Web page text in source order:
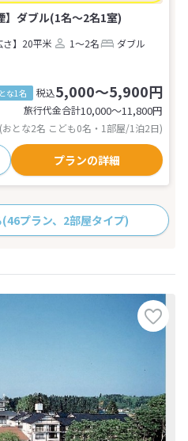
ダブル(1名～2名1室)
さ】20平米 1～2名
ダブル
な1名 税込5,000～5,900円
旅行代金合計10,000〜11,800円
(おとな2名 こども0名・1部屋/1泊2日)
プランの詳細
(46プラン、2部屋タイプ)